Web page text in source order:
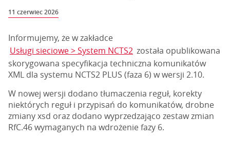
11 czerwiec 2026
Informujemy, że w zakładce
Usługi sieciowe > System NCTS2 została opublikowana
skorygowana specyfikacja techniczna komunikatów
XML dla systemu NCTS2 PLUS (faza 6) w wersji 2.10.
W nowej wersji dodano tłumaczenia reguł, korekty
niektórych reguł i przypisań do komunikatów, drobne
zmiany xsd oraz dodano wyprzedzająco zestaw zmian
RfC.46 wymaganych na wdrożenie fazy 6.